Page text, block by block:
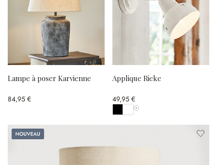
Lampe à poser Karvienne
84,95 €
Applique Rieke
49,95 €
Afficher toutes les couleurs
Nouveau